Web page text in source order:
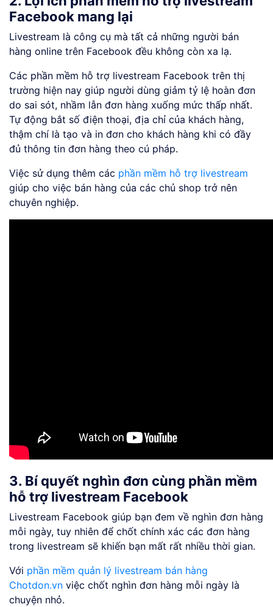
Facebook mang lại
Livestream là công cụ mà tất cả những người bán
hàng online trên Facebook đều không còn xa lạ.
Các phần mềm hỗ trợ livestream Facebook trên thị
trường hiện nay giúp người dùng giảm tỷ lệ hoàn đơn
do sai sót, nhầm lẫn đơn hàng xuống mức thấp nhất.
Tự động bắt số điện thoại, địa chỉ của khách hàng,
thậm chí là tạo và in đơn cho khách hàng khi có đầy
đủ thông tin đơn hàng theo cú pháp.
Việc sử dụng thêm các phần mềm hỗ trợ livestream
giúp cho việc bán hàng của các chủ shop trở nên
chuyên nghiệp.
3. Bí quyết nghìn đơn cùng phần mềm
hỗ trợ livestream Facebook
Livestream Facebook giúp bạn đem về nghìn đơn hàng
mỗi ngày, tuy nhiên để chốt chính xác các đơn hàng
trong livestream sẽ khiến bạn mất rất nhiều thời gian.
Với phần mềm quản lý livestream bán hàng
Chotdon.vn việc chốt nghìn đơn hàng mỗi ngày là
chuyện nhỏ.